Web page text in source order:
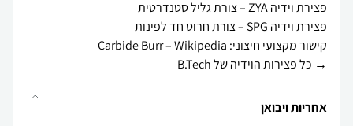
→ כל פצירות הוידיה של B.Tech
אחריות ויבואן